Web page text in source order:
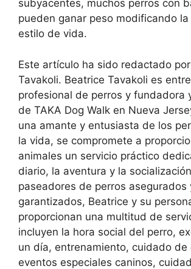
subyacentes, muchos perros con
pueden ganar peso modificando
estilo de vida.
Este artículo ha sido redactado
Tavakoli. Beatrice Tavakoli es
profesional de perros y fundadora
de TAKA Dog Walk en Nueva
una amante y entusiasta de los
la vida, se compromete a
animales un servicio práctico
diario, la aventura y la
paseadores de perros asegurados
garantizados, Beatrice y su
proporcionan una multitud de
incluyen la hora social del perro,
un día, entrenamiento, cuidado de
eventos especiales caninos,